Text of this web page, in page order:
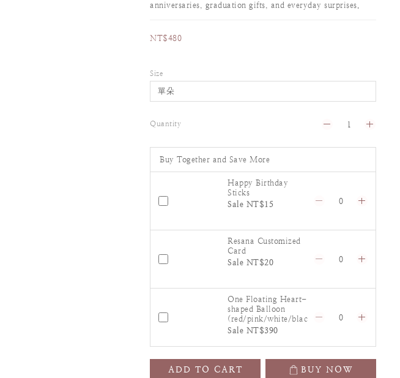
anniversaries, graduation gifts, and everyday surprises.
NT$480
Size
Quantity
Buy Together and Save More
Happy Birthday
Sticks
Sale NT$15
Resana Customized
Card
Sale NT$20
One Floating Heart-
shaped Balloon
(red/pink/white/blac
k/silver)
Sale NT$390
ADD TO CART BUY NOW